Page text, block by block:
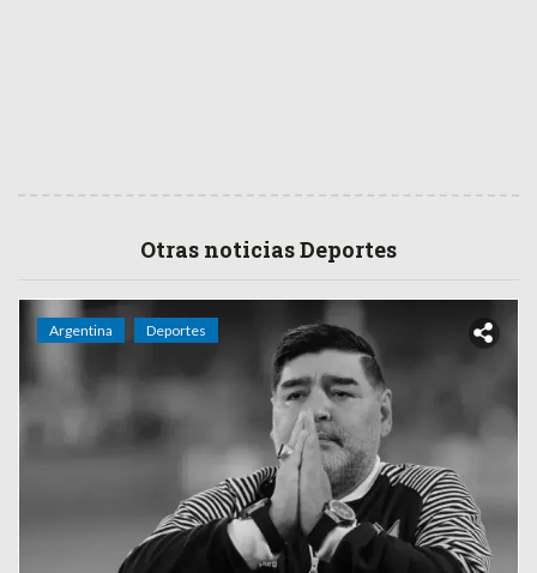
Otras noticias Deportes
Argentina Deportes